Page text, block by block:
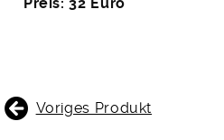
BEITRAGSNAVIGATION
Voriges Produkt